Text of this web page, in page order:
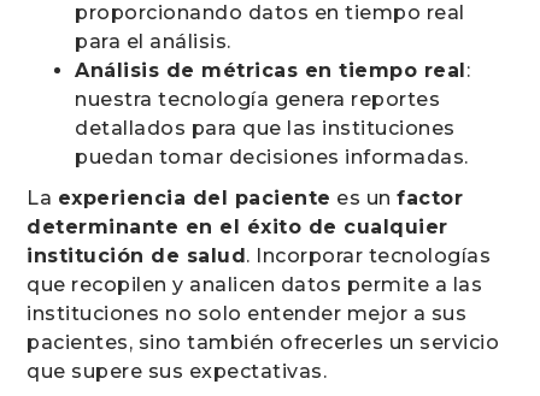
proporcionando datos en tiempo real
para el análisis.
Análisis de métricas en tiempo real:
nuestra tecnología genera reportes
detallados para que las instituciones
puedan tomar decisiones informadas.
La experiencia del paciente es unfactor
determinante en el éxito de cualquier
institución de salud. Incorporar tecnologías
que recopilen y analicen datos permite a las
instituciones no solo entender mejor a sus
pacientes, sino también ofrecerles un servicio
que supere sus expectativas.